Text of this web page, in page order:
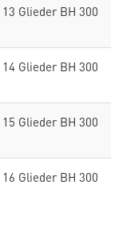
13 Glieder BH 300
14 Glieder BH 300
15 Glieder BH 300
16 Glieder BH 300